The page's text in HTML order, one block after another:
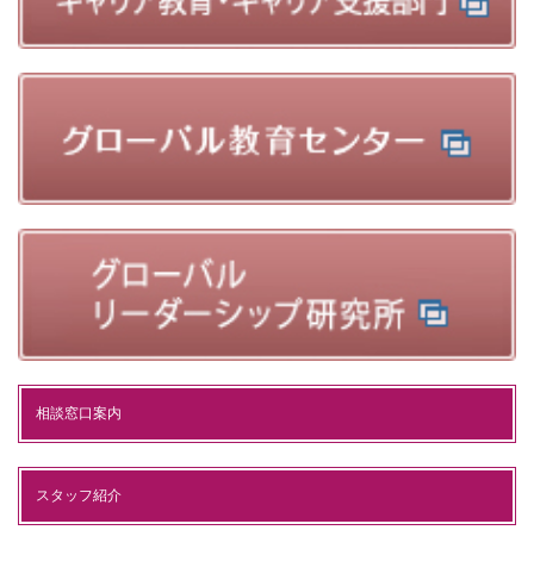
相談窓口案内
スタッフ紹介